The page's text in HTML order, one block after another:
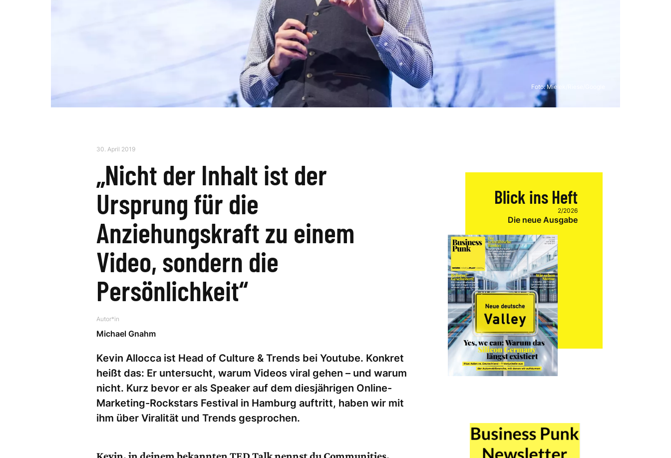
Foto: Mielek/Riese/Google
30. April 2019
„Nicht der Inhalt ist der
Ursprung für die
Anziehungskraft zu einem
Video, sondern die
Persönlichkeit“
Autor*in
Michael Gnahm
Kevin Allocca ist Head of Culture & Trends bei Youtube. Konkret
heißt das: Er untersucht, warum Videos viral gehen – und warum
nicht. Kurz bevor er als Speaker auf dem diesjährigen Online-
Marketing-Rockstars Festival in Hamburg auftritt, haben wir mit
ihm über Viralität und Trends gesprochen.
Blick ins Heft
2/2026
Die neue Ausgabe